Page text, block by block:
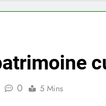
0 5 Mins